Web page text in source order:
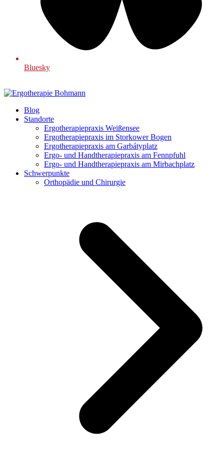
Bluesky
Blog
Standorte
Ergotherapiepraxis Weißensee
Ergotherapiepraxis im Storkower Bogen
Ergotherapiepraxis am Garbátyplatz
Ergo- und Handtherapiepraxis am Fennpfuhl
Ergo- und Handtherapiepraxis am Mirbachplatz
Schwerpunkte
Orthopädie und Chirurgie